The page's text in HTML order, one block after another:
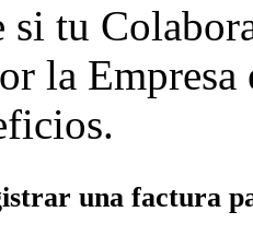
si tu
la
una factura